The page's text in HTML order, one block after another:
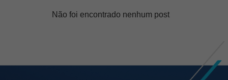
Não foi encontrado nenhum post